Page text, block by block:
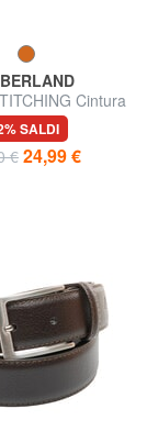
Cintura
accorciabile
SALDI
€ 24,99 €